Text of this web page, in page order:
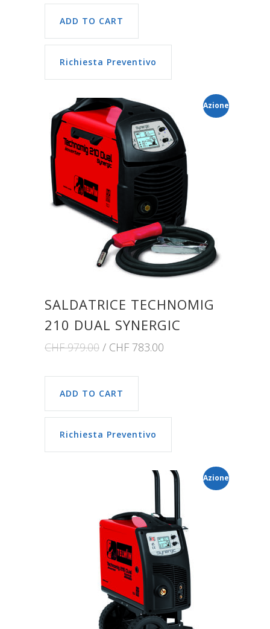
ADD TO CART
Richiesta Preventivo
Azione
SALDATRICE TECHNOMIG
210 DUAL SYNERGIC
CHF979.00 CHF 783.00
ADD TO CART
Richiesta Preventivo
Azione